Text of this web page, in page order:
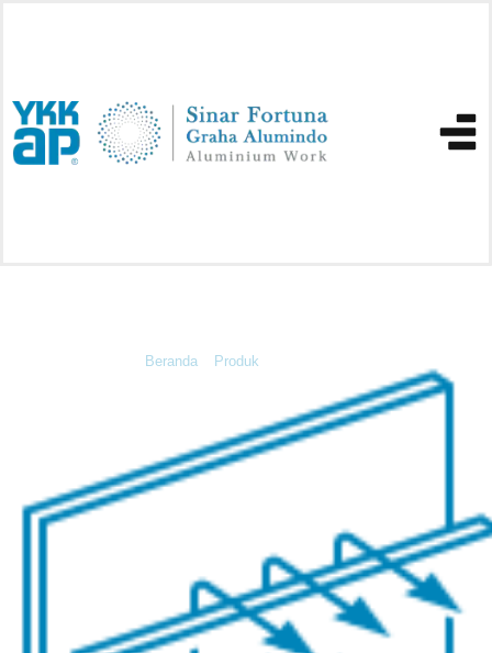
Beranda» Produk